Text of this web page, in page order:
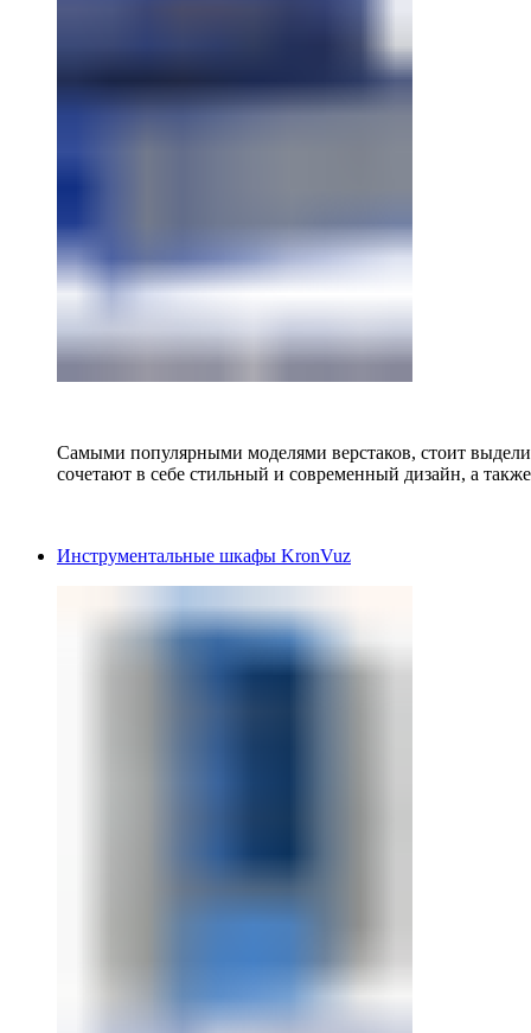
Самыми популярными моделями верстаков, стоит
сочетают в себе стильный и современный дизайн, а
Инструментальные шкафы KronVuz